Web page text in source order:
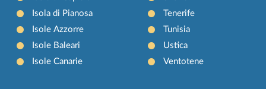
Isola di Pianosa
Isole Azzorre
Isole Baleari
Isole Canarie
Tenerife
Tunisia
Ustica
Ventotene